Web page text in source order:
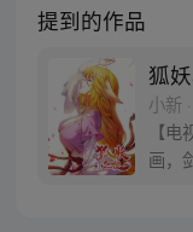
提到的作品
狐
小新
【
画，